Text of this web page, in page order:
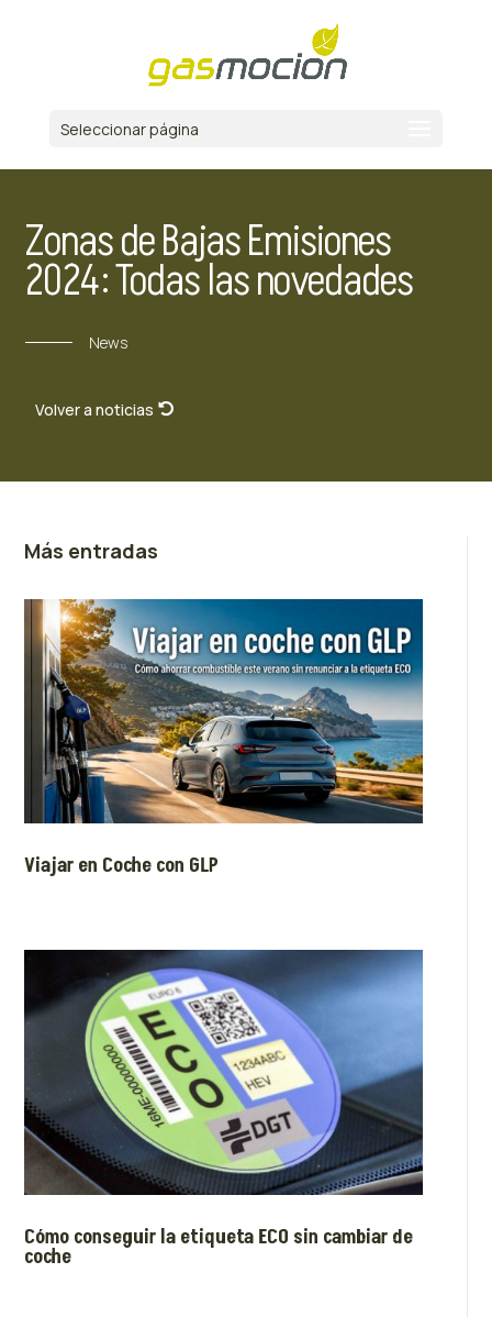
Seleccionar página
Zonas de Bajas Emisiones
2024: Todas las novedades
News
Volver a noticias
Más entradas
Viajar en Coche con GLP
Cómo conseguir la etiqueta ECO sin cambiar de
coche